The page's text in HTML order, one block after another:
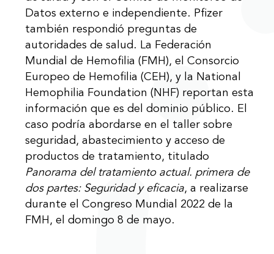
Datos externo e independiente. Pfizer
también respondió preguntas de
autoridades de salud. La Federación
Mundial de Hemofilia (FMH), el Consorcio
Europeo de Hemofilia (CEH), y la National
Hemophilia Foundation (NHF) reportan esta
información que es del dominio público. El
caso podría abordarse en el taller sobre
seguridad, abastecimiento y acceso de
productos de tratamiento, titulado
Panorama del tratamiento actual. primera de
dos partes: Seguridad y eficacia, a realizarse
durante el Congreso Mundial 2022 de la
FMH, el domingo 8 de mayo.